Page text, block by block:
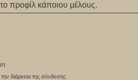
το προφίλ κάποιου μέλους.
διάρκεια της σύνδεσης